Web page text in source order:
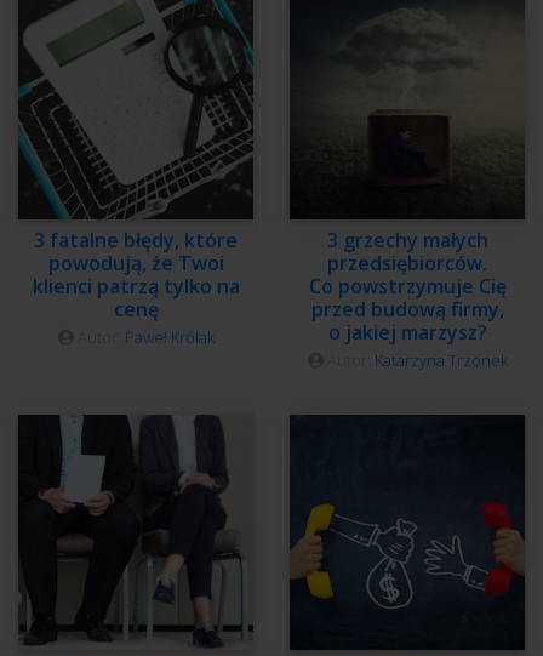
3 fatalne błędy, które
powodują, że Twoi
klienci patrzą tylko na
cenę
Paweł Królak
3 grzechy małych
przedsiębiorców.
Co powstrzymuje Cię
przed budową firmy,
o jakiej marzysz?
Katarzyna Trzonek